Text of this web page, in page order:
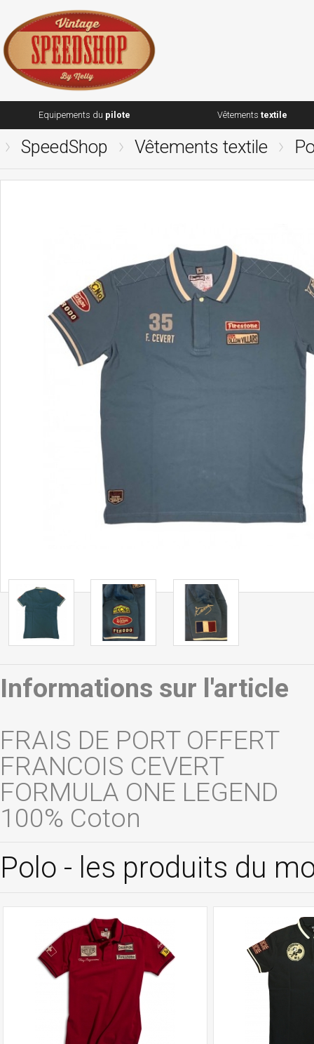
Equipements du pilote Vêtements textile
SpeedShop Vêtements textile
Informations sur l'article
FRAIS DE PORT OFFERT
FRANCOIS CEVERT
FORMULA ONE LEGEND
100% Coton
Polo - les produits du